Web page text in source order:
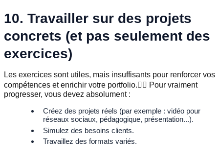
10. Travailler sur des projets
concrets (et pas seulement des
exercices)
Les exercices sont utiles, mais insuffisants pour renforcer vos
compétences et enrichir votre portfolio.👇🏼 Pour vraiment
progresser, vous devez absolument :
Créez des projets réels (par exemple : vidéo pour
réseaux sociaux, pédagogique, présentation...).
Simulez des besoins clients.
Travaillez des formats variés.